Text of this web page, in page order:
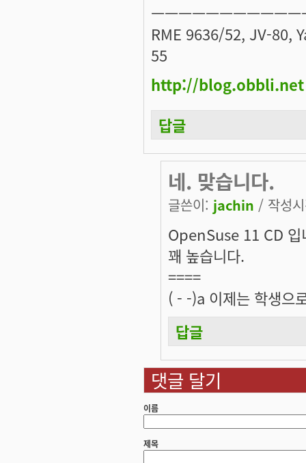
ㅡㅡㅡㅡㅡㅡㅡㅡㅡㅡ
RME 9636/52, JV-80,
55
http://blog.obbli.net
답글
네. 맞습니다.
글쓴이: jachin / 작성
OpenSuse 11 CD 입
꽤 높습니다.
====
( - -)a 이제는 학생으
답글
댓글 달기
이름
제목